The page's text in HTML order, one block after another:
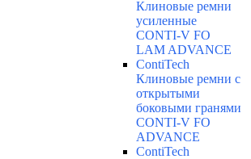
Клиновые ремни
усиленные
CONTI-V FO
LAM ADVANCE
ContiTech
Клиновые ремни с
открытыми
боковыми гранями
CONTI-V FO
ADVANCE
ContiTech